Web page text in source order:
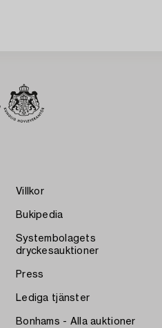
Villkor
Bukipedia
Systembolagets
dryckesauktioner
Press
Lediga tjänster
Bonhams - Alla auktioner